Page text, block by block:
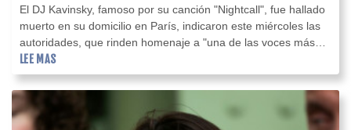
El DJ Kavinsky, famoso por su canción "Nightcall", fue hallado
muerto en su domicilio en París, indicaron este miércoles las
autoridades, que rinden homenaje a "una de las voces más
singulares" de la escena electro francesa.
LEE MAS